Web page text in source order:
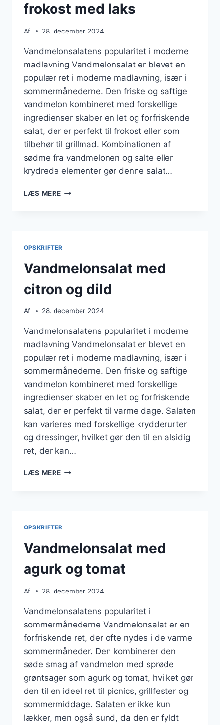
frokost med laks
Af 28. december 2024
Vandmelonsalatens popularitet i moderne
madlavning Vandmelonsalat er blevet en
populær ret i moderne madlavning, især i
sommermånederne. Den friske og saftige
vandmelon kombineret med forskellige
ingredienser skaber en let og forfriskende
salat, der er perfekt til frokost eller som
tilbehør til grillmad. Kombinationen af
sødme fra vandmelonen og salte eller
krydrede elementer gør denne salat…
LÆS MEREVANDMELONSALAT
OPSKRIFTER
Vandmelonsalat med
citron og dild
Af 28. december 2024
Vandmelonsalatens popularitet i moderne
madlavning Vandmelonsalat er blevet en
populær ret i moderne madlavning, især i
sommermånederne. Den friske og saftige
vandmelon kombineret med forskellige
ingredienser skaber en let og forfriskende
salat, der er perfekt til varme dage. Salaten
kan varieres med forskellige krydderurter
og dressinger, hvilket gør den til en alsidig
ret, der kan…
LÆS MEREVANDMELONSALAT
OPSKRIFTER
Vandmelonsalat med
agurk og tomat
Af 28. december 2024
Vandmelonsalatens popularitet i
sommermånederne Vandmelonsalat er en
forfriskende ret, der ofte nydes i de varme
sommermåneder. Den kombinerer den
søde smag af vandmelon med sprøde
grøntsager som agurk og tomat, hvilket gør
den til en ideel ret til picnics, grillfester og
sommermiddage. Salaten er ikke kun
lækker, men også sund, da den er fyldt